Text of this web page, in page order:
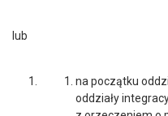
lub
na początku
oddziały